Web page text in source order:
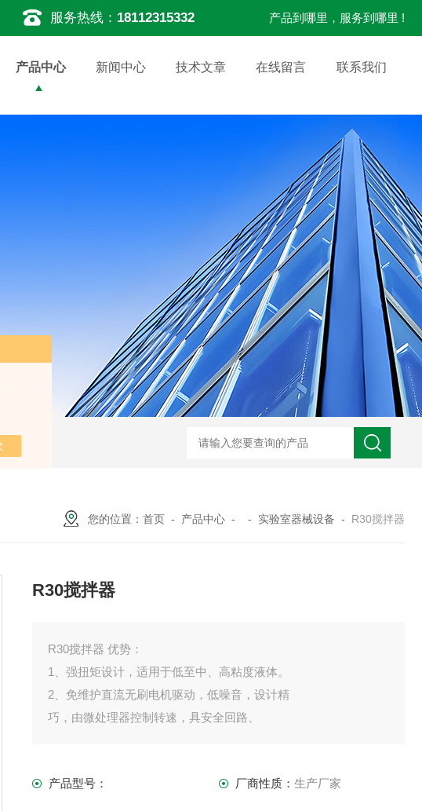
服务热线： 18112315332 产品到哪里，服务到哪里 !
产品中心 新闻中心 技术文章 在线留言 联系我们
您的位置： 首页 - 产品中心 - - 实验室器械设备 - R30搅拌器
R30搅拌器
R30搅拌器 优势：
1、强扭矩设计，适用于低至中、高粘度液体。
2、免维护直流无刷电机驱动，低噪音，设计精
巧，由微处理器控制转速，具安全回路、
满足不同处理量的要求。
产品型号： 厂商性质： 生产厂家